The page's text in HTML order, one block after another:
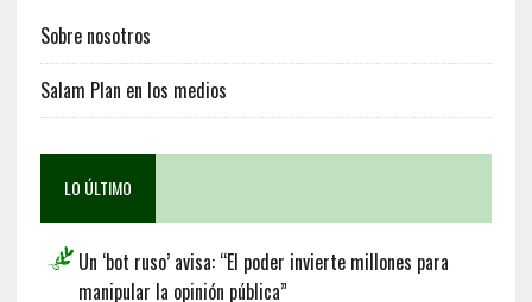
Sobre nosotros
Salam Plan en los medios
LO ÚLTIMO
Un ‘bot ruso’ avisa: “El poder invierte millones para
manipular la opinión pública”